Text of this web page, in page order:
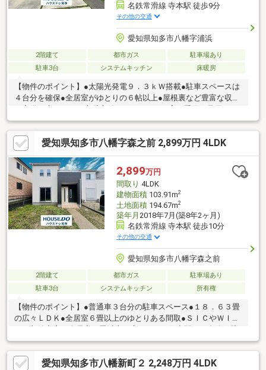
名鉄常滑線 寺本駅 徒歩9分
その他の交通
愛知県知多市八幡字浦浜
2階建て 都市ガス
駐車場あり
駐車3台
システムキッチン 床暖房
【物件のポイント】●太陽光発電９．３ｋＷ搭載●駐車スペースは
４台分を確保●全居室がゆとりの６帖以上●屋根裏など豊富な収納
暖かく快適に過ごせます。【周辺環境のポイント】●名鉄常滑線
寺本駅まで徒歩９分●コンビニまで徒歩約２分で便利●閑静な住宅
街で陽当り良好＊駅やコンビニが近く、閑静な住宅街で落ち着い
た暮らしが叶う快適な住環境です。
愛知県知多市八幡字森之前 2,899万円 4LDK
2,899万円
間取り 4LDK
建物面積103.91m2
土地面積194.67m2
築年月 2018年7月(築8年2ヶ月)
名鉄常滑線 寺本駅 徒歩10分
その他の交通
愛知県知多市八幡字森之前
2階建て 都市ガス
駐車場あり
駐車3台
システムキッチン 所有権
【物件のポイント】●普通車３台分の駐車スペース●１８．６３畳
の広々ＬＤＫ●全居室６畳以上のゆとりある間取●ＳＩＣやＷＩＣ
車場や充実した収納も魅力です。【周辺環境のポイント】●名鉄
常滑線寺本駅まで徒歩１１分●寺本保育園まで徒歩７分の近さ●Ｄ
ＣＭカーマ知多店も徒歩７分＊駅や保育園、お買い物施設が徒歩
愛知県知多市八幡新町２ 2,248万円 4LDK